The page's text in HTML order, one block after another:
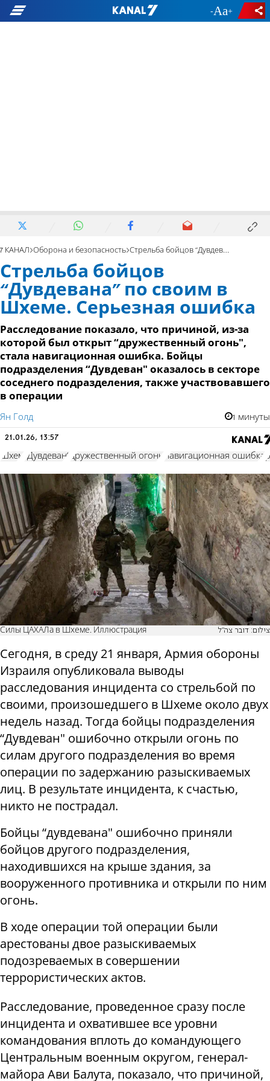
- +
7 КАНАЛ Оборона и безопасность Стрельба бойцов “Дувдевана" по своим в Шхеме. Серьезная ошибка
Стрельба бойцов
“Дувдевана" по своим в
Шхеме. Серьезная ошибка
Расследование показало, что причиной, из-за
которой был открыт “дружественный огонь",
стала навигационная ошибка. Бойцы
подразделения “Дувдеван" оказалось в секторе
соседнего подразделения, также участвовавшего
в операции
Ян Голд 1 минуты
21.01.26, 13:57
Шхем "Дувдеван" дружественный огонь навигационная ошибка
Силы ЦАХАЛа в Шхеме. Иллюстрация צילום: דובר צה"ל
Сегодня, в среду 21 января, Армия обороны
Израиля опубликовала выводы
расследования инцидента со стрельбой по
своими, произошедшего в Шхеме около двух
недель назад. Тогда бойцы подразделения
“Дувдеван" ошибочно открыли огонь по
силам другого подразделения во время
операции по задержанию разыскиваемых
лиц. В результате инцидента, к счастью,
никто не пострадал.
Бойцы “дувдевана" ошибочно приняли
бойцов другого подразделения,
находившихся на крыше здания, за
вооруженного противника и открыли по ним
огонь.
В ходе операции той операции были
арестованы двое разыскиваемых
подозреваемых в совершении
террористических актов.
Расследование, проведенное сразу после
инцидента и охватившее все уровни
командования вплоть до командующего
Центральным военным округом, генерал-
майора Ави Балута, показало, что причиной,